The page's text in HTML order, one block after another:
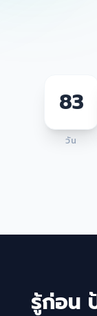
83
วัน
รู้ก่อน